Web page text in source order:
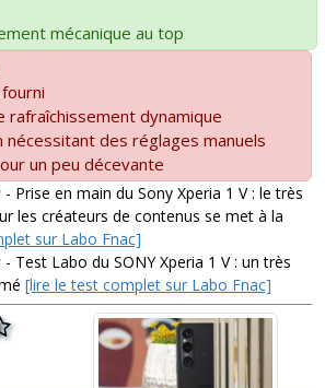
mécanique au top
rafraîchissement dynamique
nécessitant des réglages manuels
un peu décevante
- Prise en main du Sony Xperia 1 V : le très
les créateurs de contenus se met à la
sur Labo Fnac]
- Test Labo du SONY Xperia 1 V : un très
[lire le test complet sur Labo Fnac]